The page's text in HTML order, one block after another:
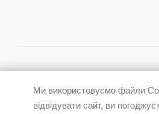
Ми використовуємо файли
відвідувати сайт, ви